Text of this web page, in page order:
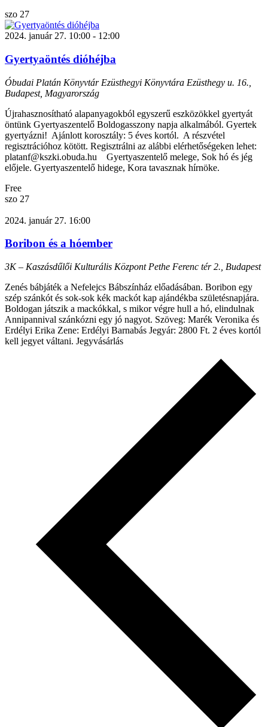
szo 27
2024. január 27. 10:00 - 12:00
Gyertyaöntés dióhéjba
Óbudai Platán Könyvtár Ezüsthegyi Könyvtára Ezüsthegy u. 16.,
Budapest, Magyarország
Újrahasznosítható alapanyagokból egyszerű eszközökkel gyertyát
öntünk Gyertyaszentelő Boldogasszony napja alkalmából. Gyertek
gyertyázni! Ajánlott korosztály: 5 éves kortól. A részvétel
regisztrációhoz kötött. Regisztrálni az alábbi elérhetőségeken lehet:
platanf@kszki.obuda.hu Gyertyaszentelő melege, Sok hó és jég
előjele. Gyertyaszentelő hidege, Kora tavasznak hírnöke.
Free
szo 27
2024. január 27. 16:00
Boribon és a hóember
3K – Kaszásdűlői Kulturális Központ Pethe Ferenc tér 2., Budapest
Zenés bábjáték a Nefelejcs Bábszínház előadásában. Boribon egy
szép szánkót és sok-sok kék mackót kap ajándékba születésnapjára.
Boldogan játszik a mackókkal, s mikor végre hull a hó, elindulnak
Annipannival szánkózni egy jó nagyot. Szöveg: Marék Veronika és
Erdélyi Erika Zene: Erdélyi Barnabás Jegyár: 2800 Ft. 2 éves kortól
kell jegyet váltani. Jegyvásárlás